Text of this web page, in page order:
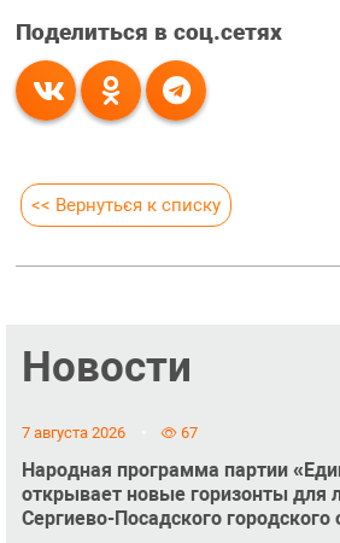
Поделиться в соц.сетях
<< Вернуться к списку
Новости
7 августа 2026 67
Народная программа партии
открывает новые горизонты для
Сергиево-Посадского городского